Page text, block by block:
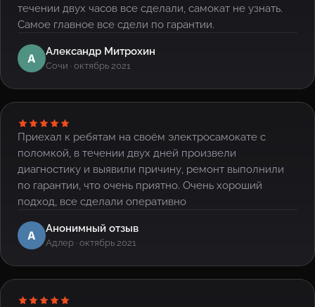
течении двух часов все сделали, самокат не узнать.
Самое главное все сдели по гарантии.
А Александр Митрохин
Сочи · октябрь 2021
Приехал к ребятам на своём электросамокате с
поломкой, в течении двух дней произвели
диагностику и выявили причину, ремонт выполнили
по гарантии, что очень приятно. Очень хороший
подход, все сделали оперативно
А Анонимный отзыв
Адлер · октябрь 2021